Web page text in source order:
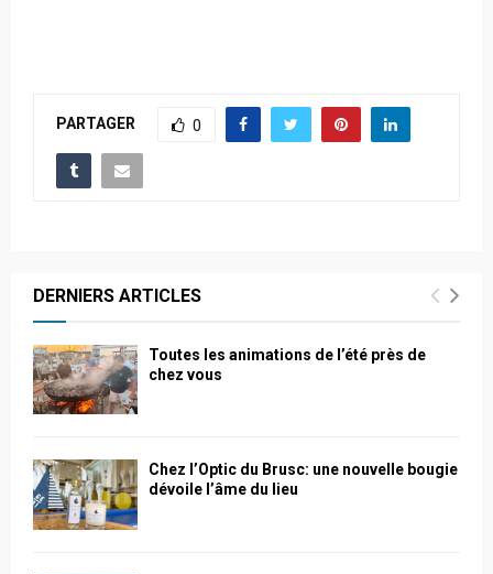
PARTAGER 0
DERNIERS ARTICLES
Toutes les animations de l’été près de
chez vous
Chez l’Optic du Brusc: une nouvelle bougie
dévoile l’âme du lieu